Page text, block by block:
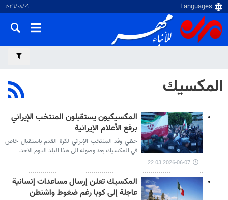
٠٩‏/٠٨‏/٢٠٢٦
المكسيك
المكسيكيون يستقبلون المنتخب الإيراني
برفع الأعلام الإيرانية
حظي وفد المنتخب الإيراني لكرة القدم باستقبال خاص
في المكسيك بعد وصوله الى هذا البلد اليوم الاحد.
2026-06-07 22:03
المكسيك تعلن إرسال مساعدات إنسانية
عاجلة إلى كوبا رغم ضغوط واشنطن